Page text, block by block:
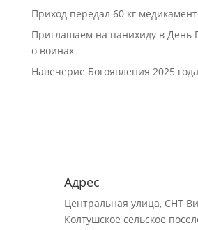
Приход передал 60 кг
Приглашаем на панихиду в День
о воинах
Навечерие Богоявления 2025
Адрес
Центральная улица, СНТ
Колтушское сельское